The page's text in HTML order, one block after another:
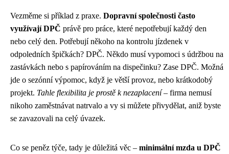
Vezměme si příklad z praxe. Dopravní společnosti často
využívají DPČ právě pro práce, které nepotřebují každý den
nebo celý den. Potřebují někoho na kontrolu jízdenek v
odpoledních špičkách? DPČ. Někdo musí vypomoci s údržbou na
zastávkách nebo s papírováním na dispečinku? Zase DPČ. Možná
jde o sezónní výpomoc, když je větší provoz, nebo krátkodobý
projekt. Tahle flexibilita je prostě k nezaplacení– firma nemusí
nikoho zaměstnávat natrvalo a vy si můžete přivydělat, aniž byste
se zavazovali na celý úvazek.
Co se peněz týče, tady je důležitá věc – minimální mzda u DPČ